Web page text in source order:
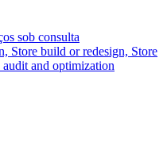
sob consulta
Store build or redesign, Store
and optimization